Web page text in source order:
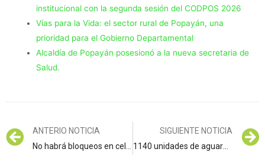
institucional con la segunda sesión del CODPOS 2026
Vías para la Vida: el sector rural de Popayán, una
prioridad para el Gobierno Departamental
Alcaldía de Popayán posesionó a la nueva secretaria de
Salud.
ANTERIO NOTICIA
SIGUIENTE NOTICIA
1140 unidades de aguardiente ilegal fueron decomisadas en el sector de Tunía